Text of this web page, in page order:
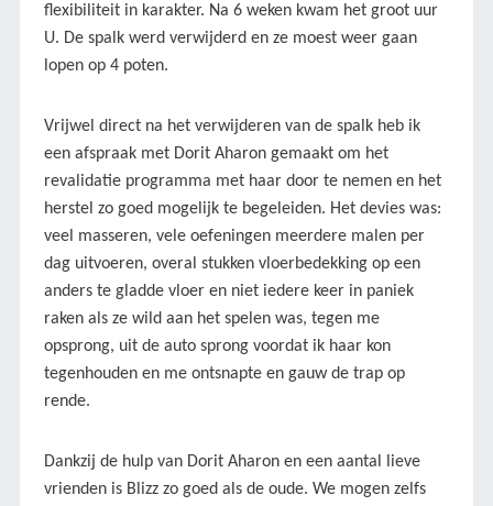
flexibiliteit in karakter. Na 6 weken kwam het groot uur
U. De spalk werd verwijderd en ze moest weer gaan
lopen op 4 poten.
Vrijwel direct na het verwijderen van de spalk heb ik
een afspraak met Dorit Aharon gemaakt om het
revalidatie programma met haar door te nemen en het
herstel zo goed mogelijk te begeleiden. Het devies was:
veel masseren, vele oefeningen meerdere malen per
dag uitvoeren, overal stukken vloerbedekking op een
anders te gladde vloer en niet iedere keer in paniek
raken als ze wild aan het spelen was, tegen me
opsprong, uit de auto sprong voordat ik haar kon
tegenhouden en me ontsnapte en gauw de trap op
rende.
Dankzij de hulp van Dorit Aharon en een aantal lieve
vrienden is Blizz zo goed als de oude. We mogen zelfs